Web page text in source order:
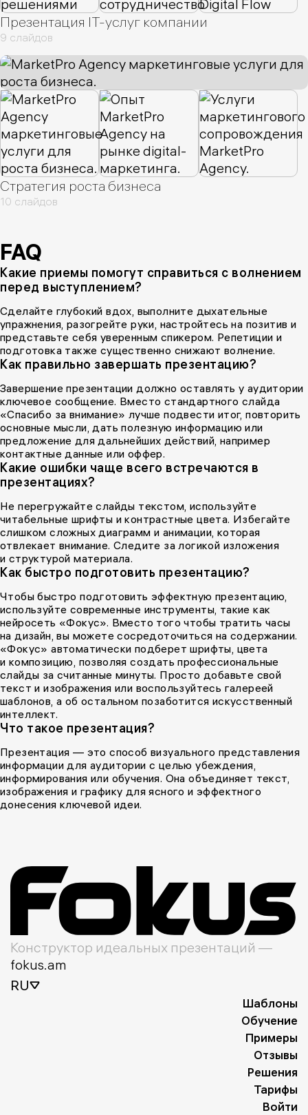
Презентация IT-услуг компании
9 слайдов
Стратегия роста бизнеса
10 слайдов
FAQ
Какие приемы помогут справиться с волнением
перед выступлением?
Сделайте глубокий вдох, выполните дыхательные
упражнения, разогрейте руки, настройтесь на позитив и
представьте себя уверенным спикером. Репетиции и
подготовка также существенно снижают волнение.
Как правильно завершать презентацию?
Завершение презентации должно оставлять у аудитории
ключевое сообщение. Вместо стандартного слайда
«Спасибо за внимание» лучше подвести итог, повторить
основные мысли, дать полезную информацию или
предложение для дальнейших действий, например
контактные данные или оффер.
Какие ошибки чаще всего встречаются в
презентациях?
Не перегружайте слайды текстом, используйте
читабельные шрифты и контрастные цвета. Избегайте
слишком сложных диаграмм и анимации, которая
отвлекает внимание. Следите за логикой изложения
и структурой материала.
Как быстро подготовить презентацию?
Чтобы быстро подготовить эффектную презентацию,
используйте современные инструменты, такие как
нейросеть «Фокус». Вместо того чтобы тратить часы
на дизайн, вы можете сосредоточиться на содержании.
«Фокус» автоматически подберет шрифты, цвета
и композицию, позволяя создать профессиональные
слайды за считанные минуты. Просто добавьте свой
текст и изображения или воспользуйтесь галереей
шаблонов, а об остальном позаботится искусственный
интеллект.
Что такое презентация?
Презентация — это способ визуального представления
информации для аудитории с целью убеждения,
информирования или обучения. Она объединяет текст,
изображения и графику для ясного и эффектного
донесения ключевой идеи.
Конструктор идеальных презентаций —
fokus.am
RU
Шаблоны
Обучение
Примеры
Отзывы
Решения
Тарифы
Войти